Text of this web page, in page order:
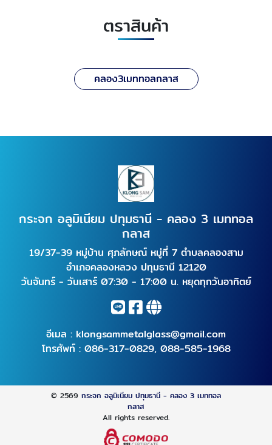
ตราสินค้า
คลอง3เมททอลกลาส
กระจก อลูมิเนียม ปทุมธานี - คลอง 3 เมททอล
กลาส
19/37-39 หมู่บ้าน ศุภลักษณ์ หมู่ที่ 7 ตำบลคลองสาม
อำเภอคลองหลวง ปทุมธานี 12120
วันจันทร์ - วันเสาร์ 07:30 - 17:00 น. หยุดทุกวันอาทิตย์
อีเมล : klongsammetalglass@gmail.com
โทรศัพท์ : 086-317-0829, 088-585-1968
© 2569 กระจก อลูมิเนียม ปทุมธานี - คลอง 3 เมททอล
กลาส
All rights reserved.